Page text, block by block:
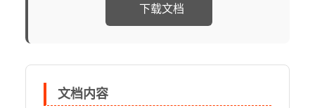
下载文档
文档内容